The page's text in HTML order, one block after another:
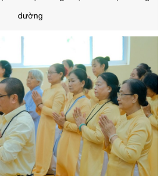
dường